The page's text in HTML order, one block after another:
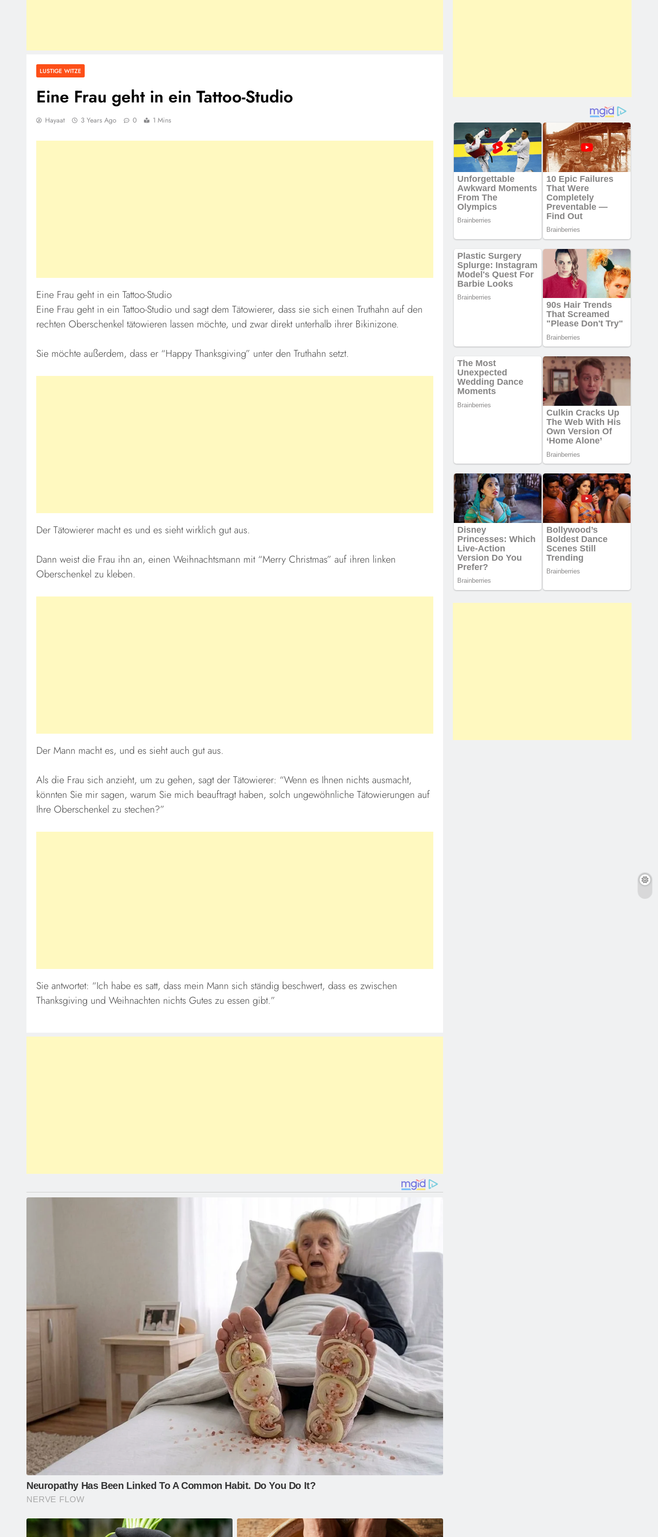
LUSTIGE WITZE
Eine Frau geht in ein Tattoo-Studio
Hayaat 3 Years Ago 0 1 Mins
Eine Frau geht in ein Tattoo-Studio
Eine Frau geht in ein Tattoo-Studio und sagt dem Tätowierer, dass sie sich einen Truthahn auf den
rechten Oberschenkel tätowieren lassen möchte, und zwar direkt unterhalb ihrer Bikinizone.
Sie möchte außerdem, dass er “Happy Thanksgiving” unter den Truthahn setzt.
Der Tätowierer macht es und es sieht wirklich gut aus.
Dann weist die Frau ihn an, einen Weihnachtsmann mit “Merry Christmas” auf ihren linken
Oberschenkel zu kleben.
Der Mann macht es, und es sieht auch gut aus.
Als die Frau sich anzieht, um zu gehen, sagt der Tätowierer: “Wenn es Ihnen nichts ausmacht,
könnten Sie mir sagen, warum Sie mich beauftragt haben, solch ungewöhnliche Tätowierungen auf
Ihre Oberschenkel zu stechen?”
Sie antwortet: “Ich habe es satt, dass mein Mann sich ständig beschwert, dass es zwischen
Thanksgiving und Weihnachten nichts Gutes zu essen gibt.”